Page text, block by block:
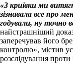
«З криївки ми
зізнавала все про
годували, ну точно
найстрашніший
заперечував його
контролю», містив
розслідування проти